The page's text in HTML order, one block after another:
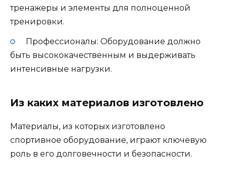
тренажеры и элементы для полноценной
тренировки.
Профессионалы: Оборудование должно
быть высококачественным и выдерживать
интенсивные нагрузки.
Из каких материалов изготовлено
Материалы, из которых изготовлено
спортивное оборудование, играют ключевую
роль в его долговечности и безопасности.